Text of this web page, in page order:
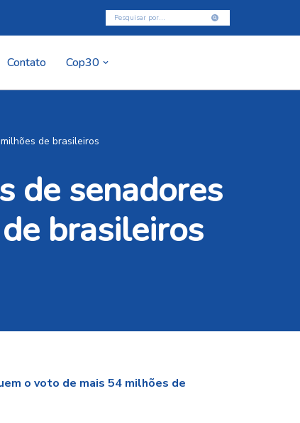
Contato Cop30
de brasileiros
de senadores
brasileiros
o voto de mais 54 milhões de